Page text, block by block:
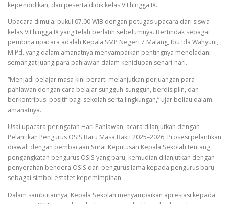
kependidikan, dan peserta didik kelas VII hingga IX.
Upacara dimulai pukul 07.00 WIB dengan petugas upacara dari siswa
kelas VII hingga IX yang telah berlatih sebelumnya. Bertindak sebagai
pembina upacara adalah Kepala SMP Negeri 7 Malang, Ibu Ida Wahyuni,
M.Pd. yang dalam amanatnya menyampaikan pentingnya meneladani
semangat juang para pahlawan dalam kehidupan sehari-hari.
“Menjadi pelajar masa kini berarti melanjutkan perjuangan para
pahlawan dengan cara belajar sungguh-sungguh, berdisiplin, dan
berkontribusi positif bagi sekolah serta lingkungan,” ujar beliau dalam
amanatnya.
Usai upacara peringatan Hari Pahlawan, acara dilanjutkan dengan
Pelantikan Pengurus OSIS Baru Masa Bakti 2025–2026. Prosesi pelantikan
diawali dengan pembacaan Surat Keputusan Kepala Sekolah tentang
pengangkatan pengurus OSIS yang baru, kemudian dilanjutkan dengan
penyerahan bendera OSIS dari pengurus lama kepada pengurus baru
sebagai simbol estafet kepemimpinan.
Dalam sambutannya, Kepala Sekolah menyampaikan apresiasi kepada